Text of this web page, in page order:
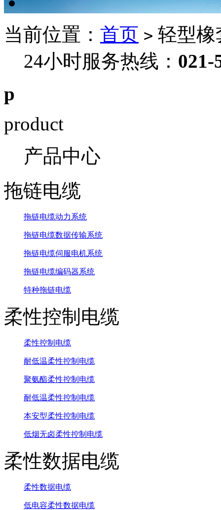
当前位置： 首页 > 轻型橡
24小时服务热线： 021-
p
product
产品中心
拖链电缆
拖链电缆动力系统
拖链电缆数据传输系统
拖链电缆伺服电机系统
拖链电缆编码器系统
特种拖链电缆
柔性控制电缆
柔性控制电缆
耐低温柔性控制电缆
聚氨酯柔性控制电缆
耐低温柔性控制电缆
本安型柔性控制电缆
低烟无卤柔性控制电缆
柔性数据电缆
柔性数据电缆
低电容柔性数据电缆